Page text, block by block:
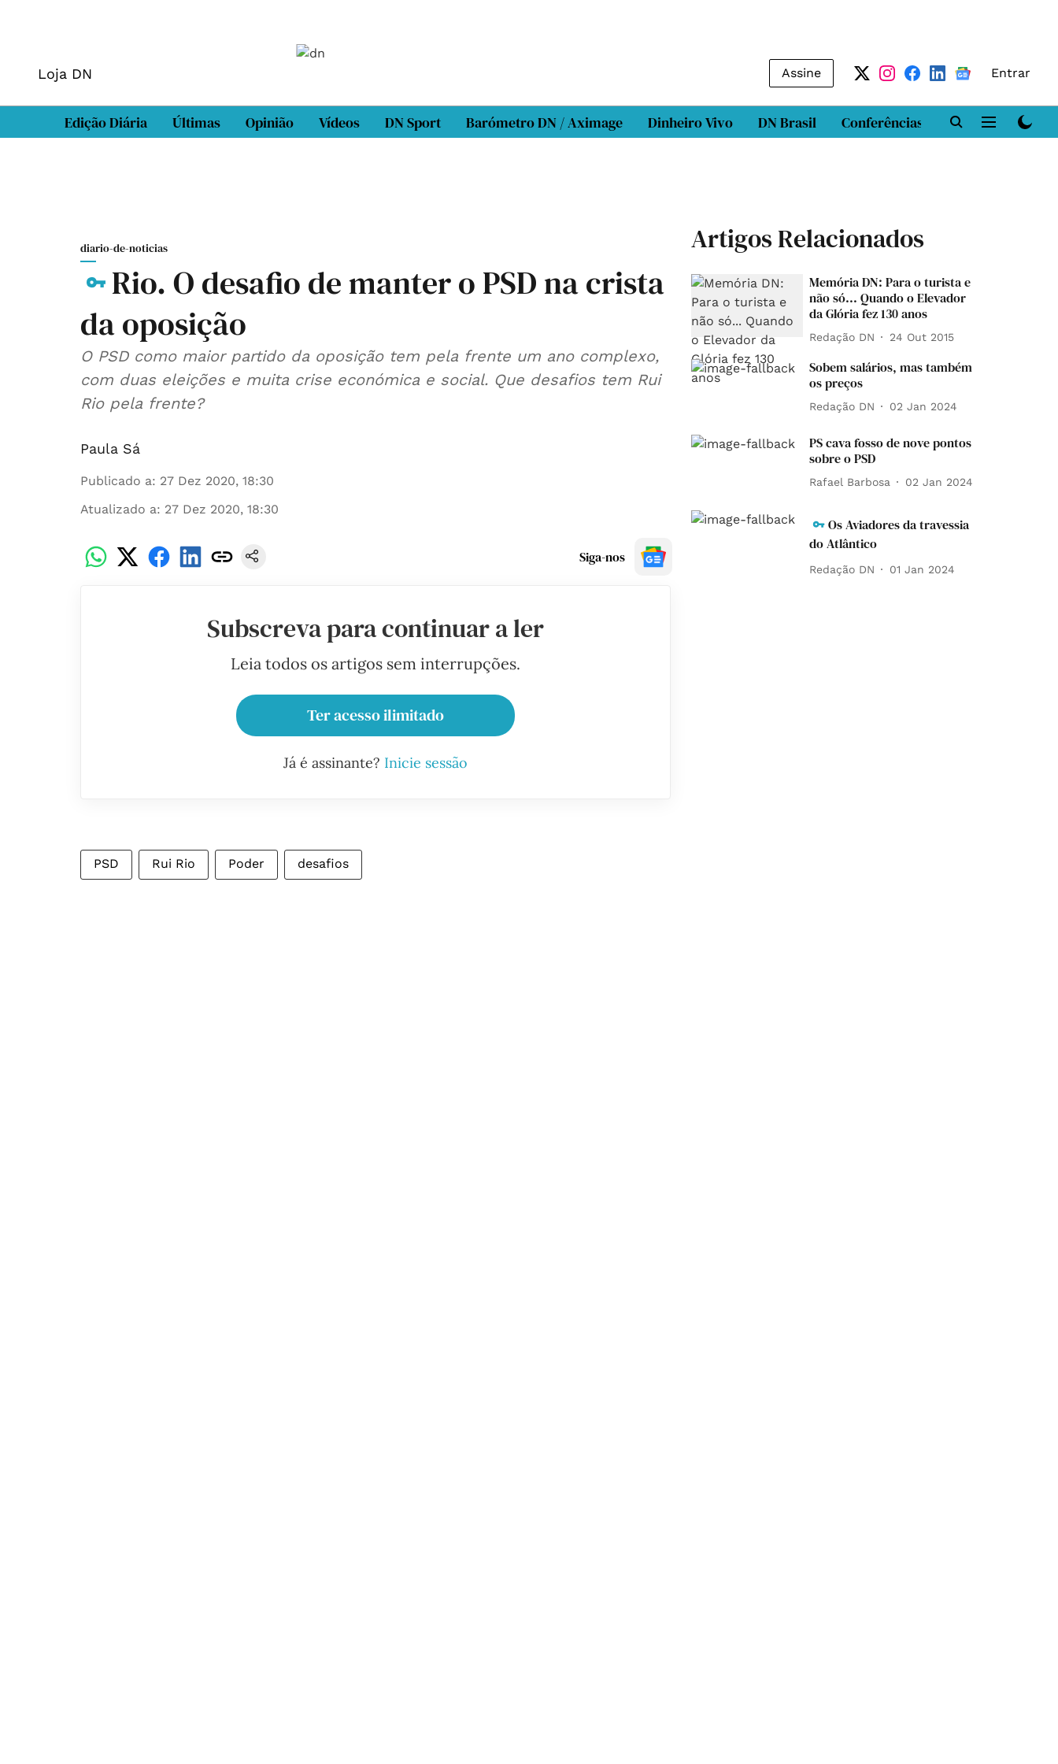
Loja DN Assine Entrar
Edição Diária Últimas Opinião Vídeos DN Sport Barómetro DN / Aximage Dinheiro Vivo DN Brasil Conferências DN LAB
diario-de-noticias
Rio. O desafio de manter o PSD na crista
da oposição
O PSD como maior partido da oposição tem pela frente um ano complexo,
com duas eleições e muita crise económica e social. Que desafios tem Rui
Rio pela frente?
Paula Sá
Publicado a: 27 Dez 2020, 18:30
Atualizado a: 27 Dez 2020, 18:30
Siga-nos
Subscreva para continuar a ler
Leia todos os artigos sem interrupções.
Ter acesso ilimitado
Já é assinante? Inicie sessão
PSD Rui Rio Poder desafios
Artigos Relacionados
Memória DN: Para o turista e
não só... Quando o Elevador
da Glória fez 130 anos
Redação DN 24 Out 2015
Sobem salários, mas também
os preços
Redação DN 02 Jan 2024
PS cava fosso de nove pontos
sobre o PSD
Rafael Barbosa 02 Jan 2024
Os Aviadores da travessia
do Atlântico
Redação DN 01 Jan 2024